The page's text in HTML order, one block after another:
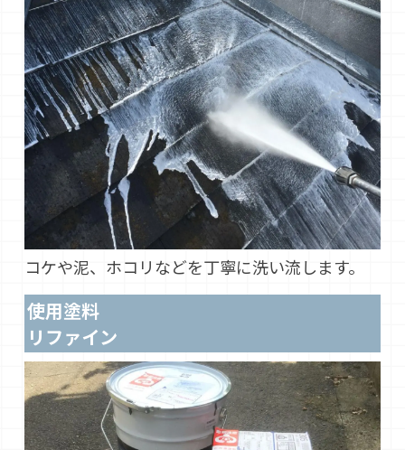
コケや泥、ホコリなどを丁寧に洗い流します。
使用塗料
リファイン